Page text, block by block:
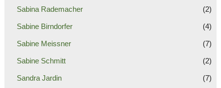
Sabina Rademacher (2)
Sabine Birndorfer (4)
Sabine Meissner (7)
Sabine Schmitt (2)
Sandra Jardin (7)